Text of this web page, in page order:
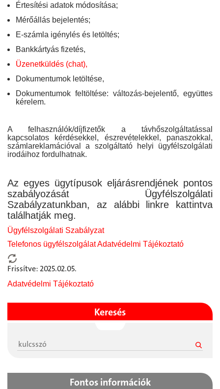
Értesítési adatok módosítása;
Mérőállás bejelentés;
E-számla igénylés és letöltés;
Bankkártyás fizetés,
Üzenetküldés (chat),
Dokumentumok letöltése,
Dokumentumok feltöltése: változás-bejelentő, együttes
kérelem.
A felhasználók/díjfizetők a távhőszolgáltatással
kapcsolatos kérdésekkel, észrevételekkel, panaszokkal,
számlareklamációval a szolgáltató helyi ügyfélszolgálati
irodáihoz fordulhatnak.
Az egyes ügytípusok eljárásrendjének pontos
szabályozását Ügyfélszolgálati
Szabályzatunkban, az alábbi linkre kattintva
találhatják meg.
Ügyfélszolgálati Szabályzat
Telefonos ügyfélszolgálat Adatvédelmi Tájékoztató
Frissítve: 2025.02.05.
Adatvédelmi Tájékoztató
Keresés
Fontos információk